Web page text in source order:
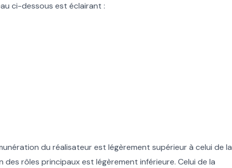
ci-dessous est éclairant :
du réalisateur est légèrement supérieur à celui de la
rôles principaux est légèrement inférieure. Celui de la